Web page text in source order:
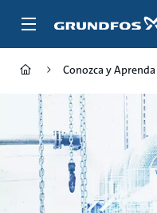
Conozca y Aprenda